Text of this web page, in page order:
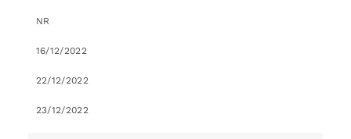
NR
16/12/2022
22/12/2022
23/12/2022